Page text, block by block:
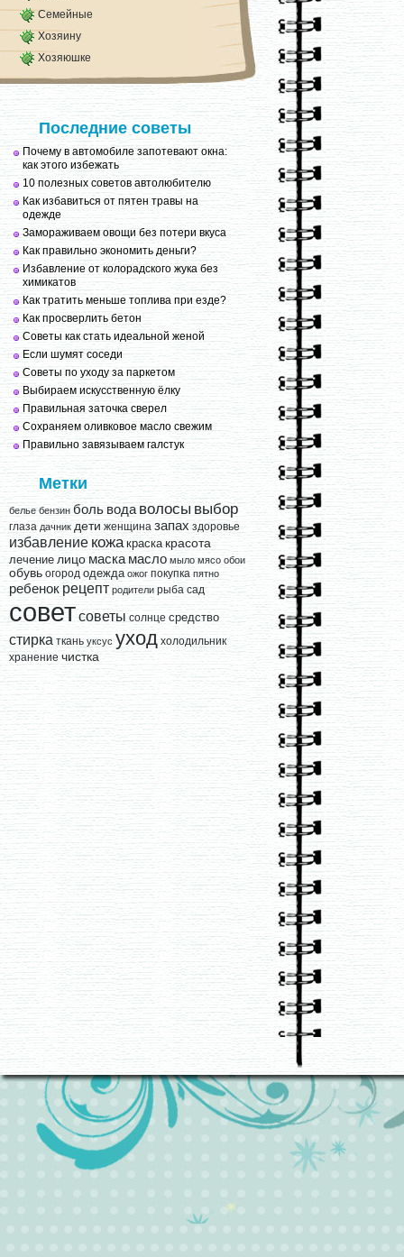
Семейные
Хозяину
Хозяюшке
Последние советы
Почему в автомобиле запотевают окна:
как этого избежать
10 полезных советов автолюбителю
Как избавиться от пятен травы на
одежде
Замораживаем овощи без потери вкуса
Как правильно экономить деньги?
Избавление от колорадского жука без
химикатов
Как тратить меньше топлива при езде?
Как просверлить бетон
Советы как стать идеальной женой
Если шумят соседи
Советы по уходу за паркетом
Выбираем искусственную ёлку
Правильная заточка сверел
Сохраняем оливковое масло свежим
Правильно завязываем галстук
Метки
белье бензин боль вода волосы выбор
глаза дачник дети женщина запах здоровье
избавление кожа краска красота
лечение лицо маска масло мыло мясо обои
обувь огород одежда ожог покупка пятно
ребенок рецепт родители рыба сад
советсоветы солнце средство
стирка ткань уксус уход холодильник
хранение чистка